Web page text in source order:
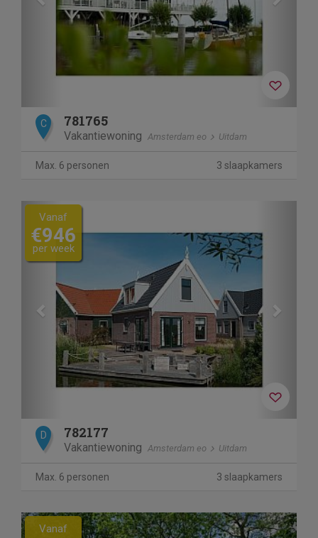
C 781765
Vakantiewoning Amsterdam eo Uitdam
Max. 6 personen 3 slaapkamers
Previous
Vanaf
€946
per week
D 782177
Vakantiewoning Amsterdam eo Uitdam
Max. 6 personen 3 slaapkamers
Previous Next
Vanaf